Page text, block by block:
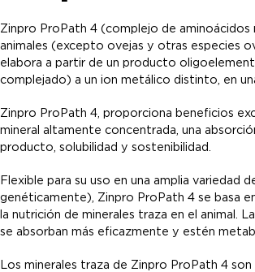
Zinpro ProPath 4 (complejo de
animales (excepto ovejas y otras especies
elabora a partir de un producto
complejado) a un ion metálico distinto, en
Zinpro ProPath 4, proporciona beneficios
mineral altamente concentrada, una
producto, solubilidad y sostenibilidad.
Flexible para su uso en una amplia variedad
genéticamente), Zinpro ProPath 4 se basa
la nutrición de minerales traza en el animal.
se absorban más eficazmente y estén
Los minerales traza de Zinpro ProPath 4